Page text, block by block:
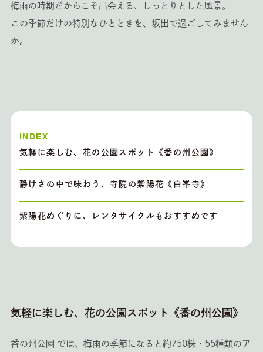
梅雨の時期だからこそ出会える、しっとりとした風景。
この季節だけの特別なひとときを、坂出で過ごしてみません
か。
INDEX
気軽に楽しむ、花の公園スポット《番の州公園》
静けさの中で味わう、寺院の紫陽花《白峯寺》
紫陽花めぐりに、レンタサイクルもおすすめです
気軽に楽しむ、花の公園スポット《番の州公園》
番の州公園 では、梅雨の季節になると約750株・55種類のア